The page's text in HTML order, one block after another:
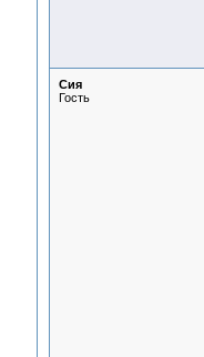
Сия
Гость